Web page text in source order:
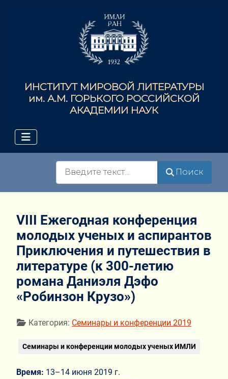
ИНСТИТУТ МИРОВОЙ ЛИТЕРАТУРЫ
им. А.М. ГОРЬКОГО РОССИЙСКОЙ
АКАДЕМИИ НАУК
Поиск
VIII Ежегодная конференция
молодых ученых и аспирантов
Приключения и путешествия в
литературе (к 300-летию
романа Даниэля Дэфо
«Робинзон Крузо»)
Информация о материале
Категория: Семинары и конференции 2019
Семинары и конференции молодых ученых ИМЛИ
Время: 13–14 июня 2019 г.